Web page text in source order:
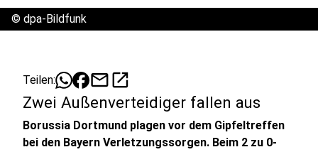
© dpa-Bildfunk
Teilen: mailopen_in_new
Zwei Außenverteidiger fallen aus
Borussia Dortmund plagen vor dem Gipfeltreffen
bei den Bayern Verletzungssorgen. Beim 2 zu 0-